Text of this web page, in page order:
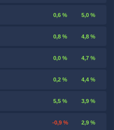
0,6 % 5,0 %
0,8 % 4,8 %
0,0 % 4,7 %
0,2 % 4,4 %
5,5 % 3,9 %
-0,9 % 2,9 %